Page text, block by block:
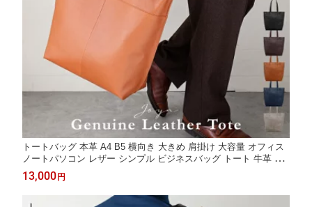
トートバッグ 本革 A4 B5 横向き 大きめ 肩掛け 大容量 オフィス
ノートパソコン レザー シンプル ビジネスバッグ トート 牛革 通
勤 通学 旅行 出張 自立 倒れない おしゃれ プレゼント 父の日 メ
ンズ レディース ユニセックス 男女兼用 汚れない
13,000 円